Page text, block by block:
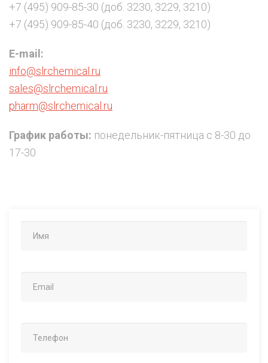
+7 (495) 909-85-30 (доб. 3230, 3229, 3210)
+7 (495) 909-85-40 (доб. 3230, 3229, 3210)
E-mail:
info@slrchemical.ru
sales@slrchemical.ru
pharm@slrchemical.ru
График работы: понедельник-пятница с 8-30 до
17-30